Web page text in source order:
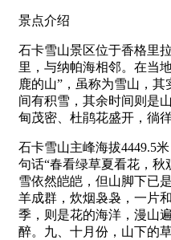
景点介绍
石卡雪山景区位于香格里
里，与纳帕海相邻。在当
鹿的山”，虽称为雪山，其
间有积雪，其余时间则是
甸茂密、杜鹃花盛开，徜
石卡雪山主峰海拔4449.5
句话“春看绿草夏看花，秋
雪依然皑皑，但山脚下已
羊成群，炊烟袅袅，一片
季，则是花的海洋，漫山
醉。九、十月份，山下的